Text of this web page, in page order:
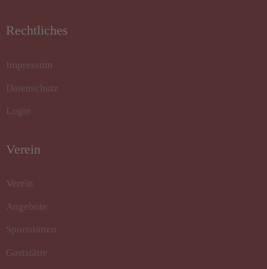
Rechtliches
Impressum
Datenschutz
Login
Verein
Verein
Angebote
Sportstätten
Gaststätte